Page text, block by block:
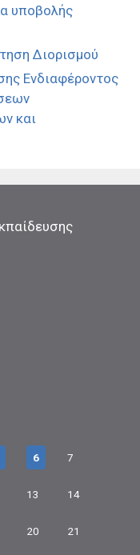
υποβολής
Διορισμού
Ενδιαφέροντος
και
6 7
13 14
20 21